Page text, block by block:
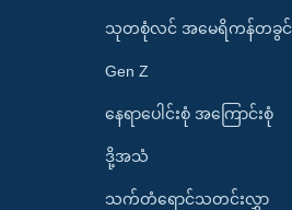
သုတစုံလင် အမေရိကန်တခွင်
Gen Z
နေရာပေါင်းစုံ အကြောင်းစုံ
ဒို့အသံ
သက်တံရောင်သတင်းလွှာ